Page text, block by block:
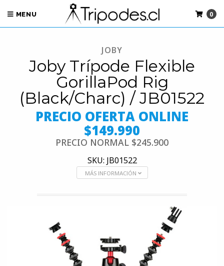
MENU 0
JOBY
Joby Trípode Flexible
GorillaPod Rig
(Black/Charc) / JB01522
PRECIO OFERTA ONLINE
$149.990
PRECIO NORMAL $245.900
SKU: JB01522
MÁS INFORMACIÓN